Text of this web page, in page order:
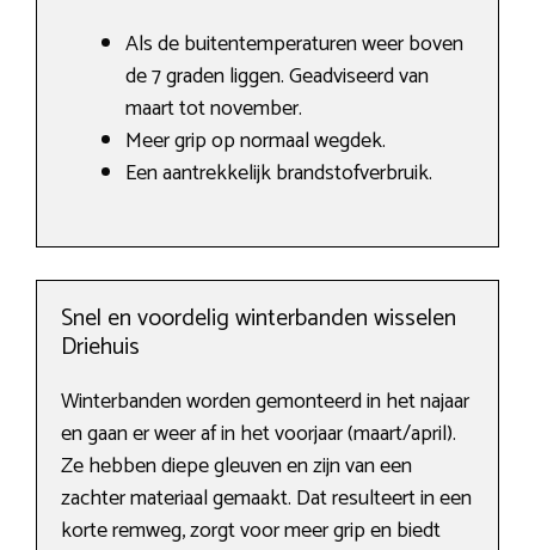
Als de buitentemperaturen weer boven
de 7 graden liggen. Geadviseerd van
maart tot november.
Meer grip op normaal wegdek.
Een aantrekkelijk brandstofverbruik.
Snel en voordelig winterbanden wisselen
Driehuis
Winterbanden worden gemonteerd in het najaar
en gaan er weer af in het voorjaar (maart/april).
Ze hebben diepe gleuven en zijn van een
zachter materiaal gemaakt. Dat resulteert in een
korte remweg, zorgt voor meer grip en biedt